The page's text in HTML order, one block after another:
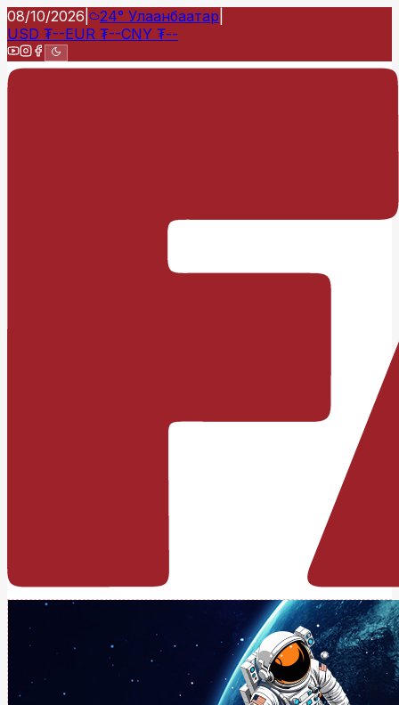
08/10/2026 24° Улаанбаатар
USD ₮--EUR ₮--CNY ₮--